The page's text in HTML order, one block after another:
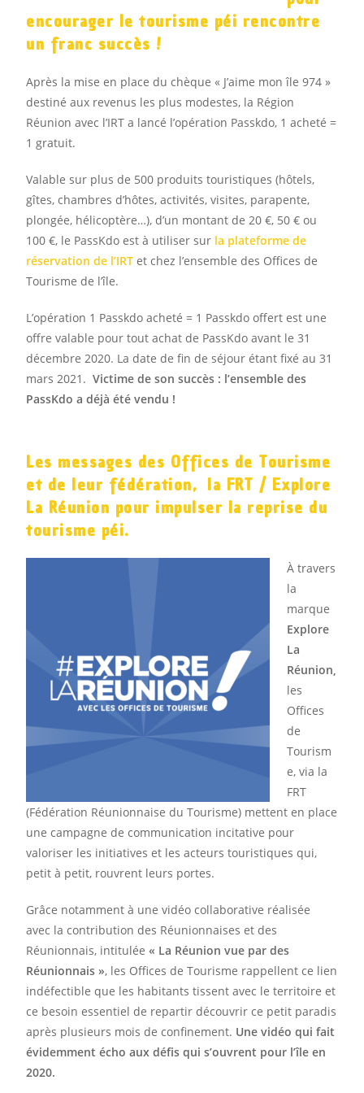
encourager le tourisme péi rencontre
un franc succès !
Après la mise en place du chèque « J’aime mon île 974 »
destiné aux revenus les plus modestes, la Région
Réunion avec l’IRT a lancé l’opération Passkdo, 1 acheté =
1 gratuit.
Valable sur plus de 500 produits touristiques (hôtels,
gîtes, chambres d’hôtes, activités, visites, parapente,
plongée, hélicoptère…), d’un montant de 20 €, 50 € ou
100 €, le PassKdo est à utiliser sur la plateforme de
réservation de l’IRT et chez l’ensemble des Offices de
Tourisme de l’île.
L’opération 1 Passkdo acheté = 1 Passkdo offert est une
offre valable pour tout achat de PassKdo avant le 31
décembre 2020. La date de fin de séjour étant fixé au 31
mars 2021.Victime de son succès : l’ensemble des
PassKdo a déjà été vendu !
Les messages des Offices de Tourisme
et de leur fédération, la FRT / Explore
La Réunion pour impulser la reprise du
tourisme péi.
À travers
la
marque
Explore
La
Réunion,
les
Offices
de
Tourism
e, via la
FRT
(Fédération Réunionnaise du Tourisme) mettent en place
une campagne de communication incitative pour
valoriser les initiatives et les acteurs touristiques qui,
petit à petit, rouvrent leurs portes.
Grâce notamment à une vidéo collaborative réalisée
avec la contribution des Réunionnaises et des
Réunionnais, intitulée« La Réunion vue par des
Réunionnais », les Offices de Tourisme rappellent ce lien
indéfectible que les habitants tissent avec le territoire et
ce besoin essentiel de repartir découvrir ce petit paradis
après plusieurs mois de confinement. Une vidéo qui fait
évidemment écho aux défis qui s’ouvrent pour l’île en
2020.